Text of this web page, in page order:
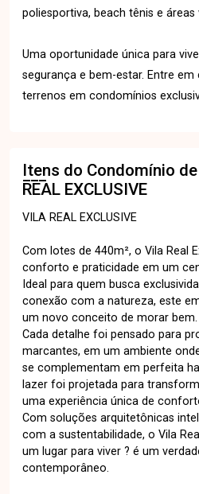
poliesportiva, beach tênis e
Uma oportunidade única para
segurança e bem-estar. Entre
terrenos em condomínios
Itens do Condomínio
REAL EXCLUSIVE
VILA REAL EXCLUSIVE
Com lotes de 440m², o Vila Real
conforto e praticidade em um
Ideal para quem busca
conexão com a natureza, este
um novo conceito de morar bem.
Cada detalhe foi pensado para
marcantes, em um ambiente
se complementam em perfeita
lazer foi projetada para
uma experiência única de
Com soluções arquitetônicas
com a sustentabilidade, o Vila
um lugar para viver ? é um
contemporâneo.